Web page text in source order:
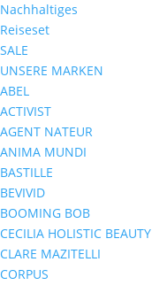
Nachhaltiges
Reiseset
SALE
UNSERE MARKEN
ABEL
ACTIVIST
AGENT NATEUR
ANIMA MUNDI
BASTILLE
BEVIVID
BOOMING BOB
CECILIA HOLISTIC BEAUTY
CLARE MAZITELLI
CORPUS